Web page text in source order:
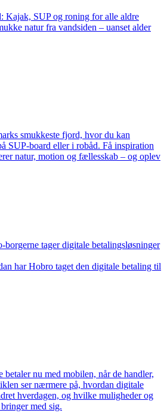
Kajak, SUP og roning for alle aldre
natur fra vandsiden – uanset alder
smukkeste fjord, hvor du kan
SUP-board eller i robåd. Få inspiration
natur, motion og fællesskab – og oplev
tager digitale betalingsløsninger
har Hobro taget den digitale betaling til
betaler nu med mobilen, når de handler,
ser nærmere på, hvordan digitale
hverdagen, og hvilke muligheder og
med sig.